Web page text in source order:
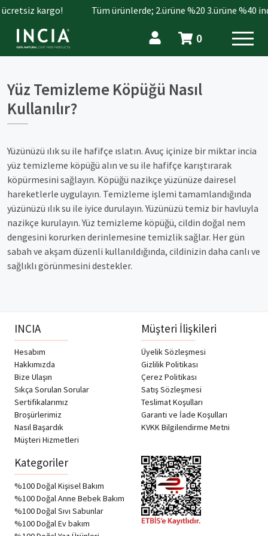
kargo! Tüm ürünlerde; 2.ürüne %20 3.ürüne %40
0
Yüz Temizleme Köpüğü Nasıl
Kullanılır?
Yüzünüzü ılık su ile hafifçe ıslatın. Avuç içinize bir miktar incia
yüz temizleme köpüğü alın ve su ile hafifçe karıştırarak
köpürmesini sağlayın. Köpüğü nazikçe yüzünüze dairesel
hareketlerle uygulayın. Temizleme işlemi tamamlandığında
yüzünüzü ılık su ile iyice durulayın. Yüzünüzü temiz bir havluyla
nazikçe kurulayın. Yüz temizleme köpüğü, cildin doğal nem
dengesini korurken derinlemesine temizlik sağlar. Her gün
sabah ve akşam düzenli kullanıldığında, cildinizin daha canlı ve
sağlıklı görünmesini destekler.
INCIA
Hesabım
Hakkımızda
Bize Ulaşın
Sıkça Sorulan Sorular
Sertifikalarımız
Broşürlerimiz
Nasıl Başardık
Müşteri Hizmetleri
Müşteri İlişkileri
Üyelik Sözleşmesi
Gizlilik Politikası
Çerez Politikası
Satış Sözleşmesi
Teslimat Koşulları
Garanti ve İade Koşulları
KVKK Bilgilendirme Metni
Kategoriler
%100 Doğal Kişisel Bakım
%100 Doğal Anne Bebek Bakım
%100 Doğal Sıvı Sabunlar
%100 Doğal Ev bakım